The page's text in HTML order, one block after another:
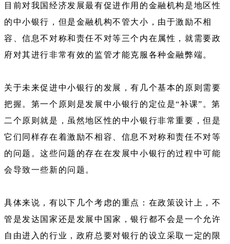
目前对我国经济发展最有促进作用的金融机构是地区性
的中小银行，但是金融机构不管大小，由于激励不相
容、信息不对称和责任不对等三个内在属性，就需要政
府对其进行非常有效的监管才能克服各种金融弊端。
关于未来促进中小银行的发展，有几个基本的原则需要
把握。第一个原则是发展中小银行的定位是“补课”。第
二个原则就是，虽然地区性的中小银行非常重要，但是
它们同样存在着激励不相容、信息不对称和责任不对等
的问题。这些问题的存在在发展中小银行的过程中可能
会导致一些新的问题。
具体来说，有以下几个考虑的重点：在政策设计上，不
管是发达国家还是发展中国家，银行都不会是一个允许
自由进入的行业，政府总要对银行的设立采取一定的限